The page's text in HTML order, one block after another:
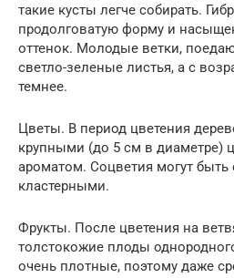
такие кусты легче собирать.
продолговатую форму и
оттенок. Молодые ветки,
светло-зеленые листья, а с
темнее.
Цветы. В период цветения
крупными (до 5 см в диаметре)
ароматом. Соцветия могут
кластерными.
Фрукты. После цветения на
толстокожие плоды
очень плотные, поэтому даже